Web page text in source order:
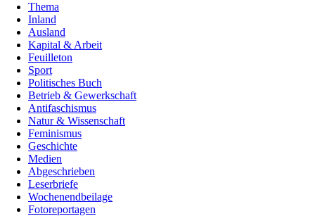
Thema
Inland
Ausland
Kapital & Arbeit
Feuilleton
Sport
Politisches Buch
Betrieb & Gewerkschaft
Antifaschismus
Natur & Wissenschaft
Feminismus
Geschichte
Medien
Abgeschrieben
Leserbriefe
Wochenendbeilage
Fotoreportagen